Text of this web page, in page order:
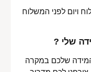
ויום לפני המשלוח
שלי ?
שלכם במקרה